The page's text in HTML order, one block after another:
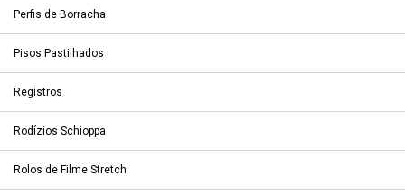
Perfis de Borracha
Pisos Pastilhados
Registros
Rodízios Schioppa
Rolos de Filme Stretch